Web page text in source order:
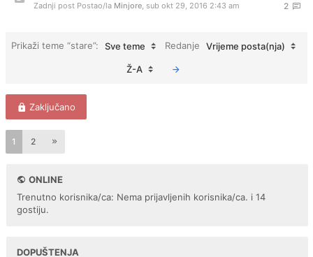
2
Zadnji post Postao/la Minjore, sub okt 29, 2016 2:43 am
Prikaži teme “stare”: Sve teme Redanje Vrijeme posta(nja)
Ž-A
Zaključano
1 2
ONLINE
Trenutno korisnika/ca: Nema prijavljenih korisnika/ca. i 14
gostiju.
DOPUŠTENJA